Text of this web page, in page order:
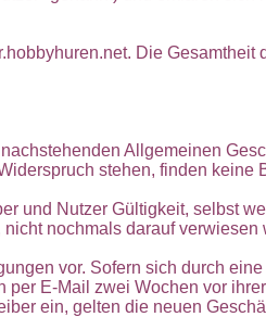
Die Gesamtheit
Allgemeinen
stehen, finden keine
und Nutzer Gültigkeit, selbst
nochmals darauf verwiesen
vor. Sofern sich durch
E-Mail zwei Wochen vor
ein, gelten die neuen